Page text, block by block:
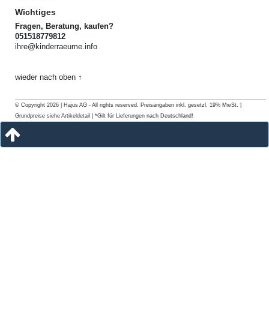
Wichtiges
Fragen, Beratung, kaufen?
051518779812
ihre@kinderraeume.info
wieder nach oben ↑
© Copyright 2026 | Hajus AG - All rights reserved. Preisangaben inkl. gesetzl. 19% MwSt. |
Grundpreise siehe Artikeldetail | *Gilt für Lieferungen nach Deutschland!